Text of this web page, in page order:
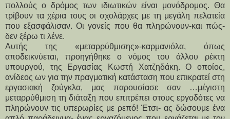
πολλούς ο δρόμος των ιδιωτικών είναι μονόδρομος. Θα
τρίβουν τα χέρια τους οι σχολάρχες με τη μεγάλη πελατεία
που εξασφάλισαν. Οι γονείς που θα πληρώνουν-και πώς-
δεν ξέρω τι λένε.
Αυτής της «μεταρρύθμισης»-καρμανιόλα, όπως
αποδεικνύεται, προηγήθηκε ο νόμος του άλλου ρέκτη
υπουργού, της Εργασίας Κωστή Χατζηδάκη. Ο οποίος,
ανίδεος ων για την πραγματική κατάσταση που επικρατεί στη
εργασιακή ζούγκλα, μας παρουσίασε σαν …μέγιστη
μεταρρύθμιση τη διάταξη που επιτρέπει στους εργοδότες να
πληρώνουν τις υπερωρίες με ρεπό! Έτσι- ας δώσουμε ένα